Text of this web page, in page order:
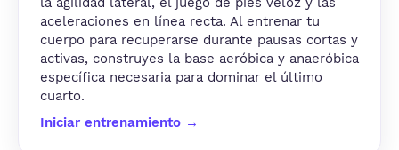
la agilidad lateral, el juego de pies veloz y las
aceleraciones en línea recta. Al entrenar tu
cuerpo para recuperarse durante pausas cortas y
activas, construyes la base aeróbica y anaeróbica
específica necesaria para dominar el último
cuarto.
Iniciar entrenamiento →